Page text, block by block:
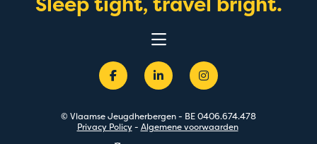
Bestemmingen
Groepen
Premium
Over
© Vlaamse Jeugdherbergen - BE 0406.674.478
Privacy Policy- Algemene voorwaarden